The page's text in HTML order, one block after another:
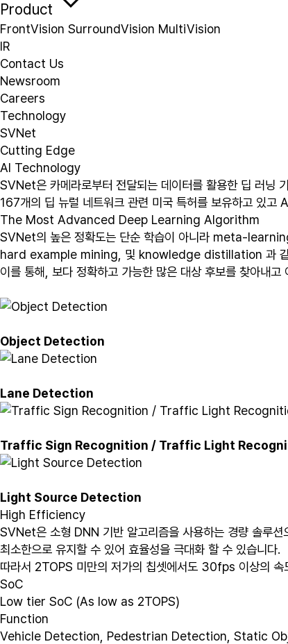
Product
FrontVision SurroundVision MultiVision
IR
Contact Us
Newsroom
Careers
Technology
SVNet
Cutting Edge
AI Technology
SVNet은 카메라로부터 전달되는 데이터를 활용한 딥 러닝
167개의 딥 뉴럴 네트워크 관련 미국 특허를 보유하고 있고
The Most Advanced Deep Learning Algorithm
SVNet의 높은 정확도는 단순 학습이 아니라 meta-
hard example mining, 및 knowledge distillation 과 같은
이를 통해, 보다 정확하고 가능한 많은 대상 후보를 찾아내
Object Detection
Lane Detection
Traffic Sign Recognition / Traffic Light
Light Source Detection
High Efficiency
SVNet은 소형 DNN 기반 알고리즘을 사용하는 경량 솔루션
최소한으로 유지할 수 있어 효율성을 극대화 할 수 있습니다.
따라서 2TOPS 미만의 저가의 칩셋에서도 30fps 이상의 속
SoC
Low tier SoC (As low as 2TOPS)
Function
Vehicle Detection, Pedestrian Detection, Static